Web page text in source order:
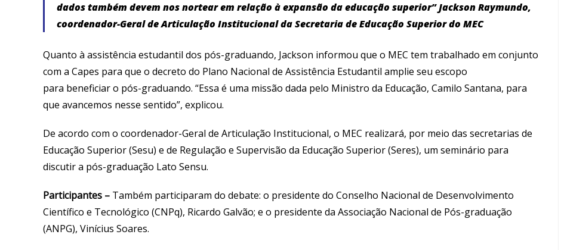
dados também devem nos nortear em relação à expansão da educação superior”Jackson Raymundo,
coordenador-Geral de Articulação Institucional da Secretaria de Educação Superior do MEC
Quanto à assistência estudantil dos pós-graduando, Jackson informou que o MEC tem trabalhado em conjunto
com a Capes para que o decreto do Plano Nacional de Assistência Estudantil amplie seu escopo
para beneficiar o pós-graduando. “Essa é uma missão dada pelo Ministro da Educação, Camilo Santana, para
que avancemos nesse sentido”, explicou.
De acordo com o coordenador-Geral de Articulação Institucional, o MEC realizará, por meio das secretarias de
Educação Superior (Sesu) e de Regulação e Supervisão da Educação Superior (Seres), um seminário para
discutir a pós-graduação Lato Sensu.
Participantes – Também participaram do debate: o presidente do Conselho Nacional de Desenvolvimento
Científico e Tecnológico (CNPq), Ricardo Galvão; e o presidente da Associação Nacional de Pós-graduação
(ANPG), Vinícius Soares.